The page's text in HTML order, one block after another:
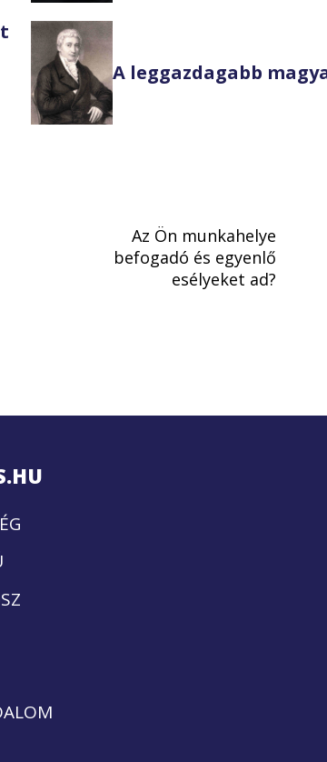
A leggazdagabb
Az Ön munkahelye
befogadó és egyenlő
esélyeket ad?